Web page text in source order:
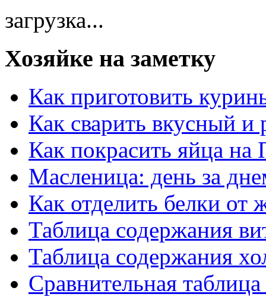
загрузка...
Хозяйке на заметку
Как приготовить
Как сварить вкусный и
Как покрасить яйца на
Масленица: день за
Как отделить белки от
Таблица содержания
Таблица содержания
Сравнительная